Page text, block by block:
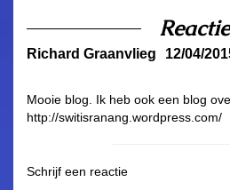
Richard Graanvlieg 12/04/
Mooie blog. Ik heb ook een blog
http://switisranang.wordpress.com/
Schrijf een reactie